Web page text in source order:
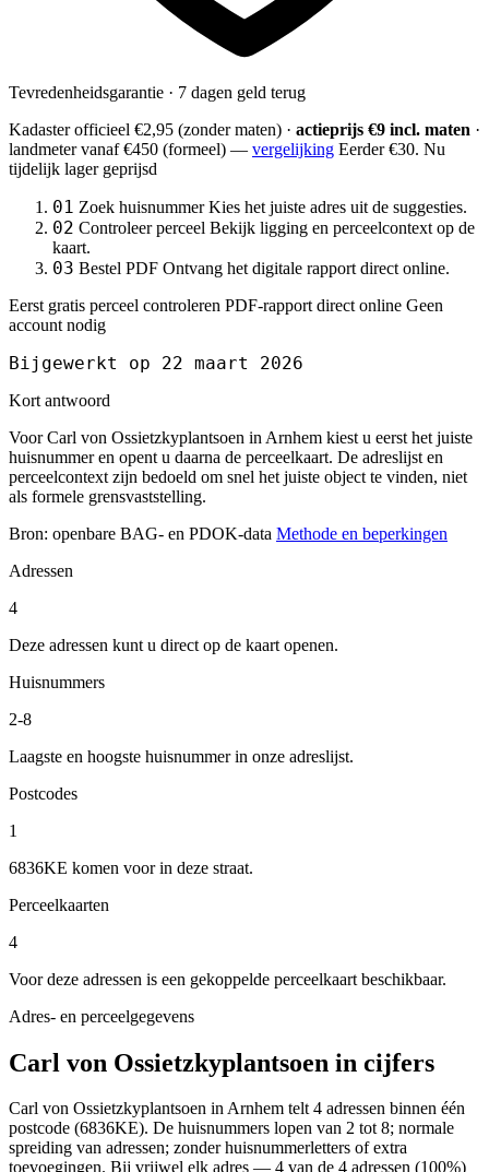
Tevredenheidsgarantie · 7 dagen geld terug
Kadaster officieel €2,95 (zonder maten) · actieprijs €9 incl. maten ·
landmetervanaf €450 (formeel) — vergelijking Eerder €30. Nu
tijdelijk lager geprijsd
01 Zoek huisnummer Kies het juiste adres uit de suggesties.
02 Controleer perceel Bekijk ligging en perceelcontext op de
kaart.
03 Bestel PDF Ontvang het digitale rapport direct online.
Eerst gratis perceel controleren PDF-rapport direct online Geen
account nodig
Bijgewerkt op 22 maart 2026
Kort antwoord
Voor Carl von Ossietzkyplantsoen in Arnhem kiest u eerst het juiste
huisnummer en opent u daarna de perceelkaart. De adreslijst en
perceelcontext zijn bedoeld om snel het juiste object te vinden, niet
als formele grensvaststelling.
Bron: openbare BAG- en PDOK-data Methode en beperkingen
Adressen
4
Deze adressen kunt u direct op de kaart openen.
Huisnummers
2-8
Laagste en hoogste huisnummer in onze adreslijst.
Postcodes
1
6836KE komen voor in deze straat.
Perceelkaarten
4
Voor deze adressen is een gekoppelde perceelkaart beschikbaar.
Adres- en perceelgegevens
Carl von Ossietzkyplantsoen in cijfers
Carl von Ossietzkyplantsoen in Arnhem telt 4 adressen binnen één
postcode (6836KE). De huisnummers lopen van 2 tot 8; normale
spreiding van adressen; zonder huisnummerletters of extra
toevoegingen. Bij vrijwel elk adres — 4 van de 4 adressen (100%)